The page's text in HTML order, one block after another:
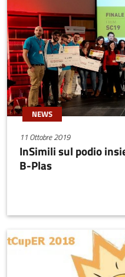
NEWS
11 Ottobre 2019
InSimili sul podio
B-Plas